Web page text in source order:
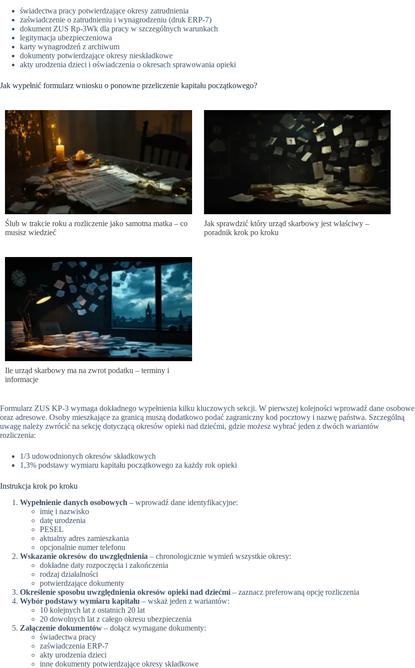
świadectwa pracy potwierdzające okresy zatrudnienia
zaświadczenie o zatrudnieniu i wynagrodzeniu (druk ERP-7)
dokument ZUS Rp-3Wk dla pracy w szczególnych warunkach
legitymacja ubezpieczeniowa
karty wynagrodzeń z archiwum
dokumenty potwierdzające okresy nieskładkowe
akty urodzenia dzieci i oświadczenia o okresach sprawowania opieki
Jak wypełnić formularz wniosku o ponowne przeliczenie kapitału początkowego?
Ślub w trakcie roku a rozliczenie jako samotna matka – co
musisz wiedzieć
Jak sprawdzić który urząd skarbowy jest właściwy –
poradnik krok po kroku
Ile urząd skarbowy ma na zwrot podatku – terminy i
informacje
Formularz ZUS KP-3 wymaga dokładnego wypełnienia kilku kluczowych sekcji. W pierwszej kolejności wprowadź dane osobowe
oraz adresowe. Osoby mieszkające za granicą muszą dodatkowo podać zagraniczny kod pocztowy i nazwę państwa. Szczególną
uwagę należy zwrócić na sekcję dotyczącą okresów opieki nad dziećmi, gdzie możesz wybrać jeden z dwóch wariantów
rozliczenia:
1/3 udowodnionych okresów składkowych
1,3% podstawy wymiaru kapitału początkowego za każdy rok opieki
Instrukcja krok po kroku
Wypełnienie danych osobowych – wprowadź dane identyfikacyjne:
imię i nazwisko
datę urodzenia
PESEL
aktualny adres zamieszkania
opcjonalnie numer telefonu
Wskazanie okresów do uwzględnienia – chronologicznie wymień wszystkie okresy:
dokładne daty rozpoczęcia i zakończenia
rodzaj działalności
potwierdzające dokumenty
Określenie sposobu uwzględnienia okresów opieki nad dziećmi – zaznacz preferowaną opcję rozliczenia
Wybór podstawy wymiaru kapitału – wskaż jeden z wariantów:
10 kolejnych lat z ostatnich 20 lat
20 dowolnych lat z całego okresu ubezpieczenia
Załączenie dokumentów – dołącz wymagane dokumenty:
świadectwa pracy
zaświadczenia ERP-7
akty urodzenia dzieci
inne dokumenty potwierdzające okresy składkowe